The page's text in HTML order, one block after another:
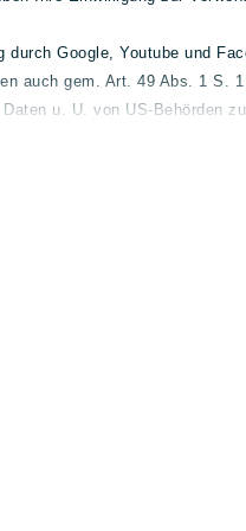
durch Google, Youtube und
auch gem. Art. 49 Abs. 1 S.
u. U. von US-Behörden